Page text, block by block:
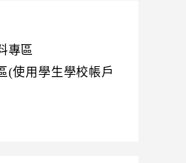
專區
(使用學生學校帳戶